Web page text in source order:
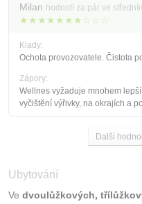
Milan hodnotí za pár ve
★★★★★★★☆☆☆
Klady:
Ochota provozovatele. Čistota
Zápory:
Wellnes vyžaduje mnohem
vyčištění výřivky, na okrajích a
Další
Ubytování
Ve dvoulůžkových,